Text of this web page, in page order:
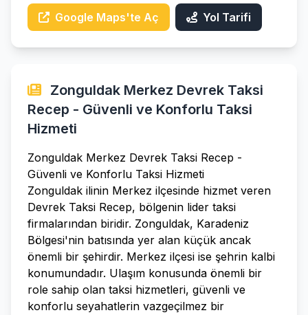
Google Maps'te Aç Yol Tarifi
Zonguldak Merkez Devrek Taksi
Recep - Güvenli ve Konforlu Taksi
Hizmeti
Zonguldak Merkez Devrek Taksi Recep -
Güvenli ve Konforlu Taksi Hizmeti
Zonguldak ilinin Merkez ilçesinde hizmet veren
Devrek Taksi Recep, bölgenin lider taksi
firmalarından biridir. Zonguldak, Karadeniz
Bölgesi'nin batısında yer alan küçük ancak
önemli bir şehirdir. Merkez ilçesi ise şehrin kalbi
konumundadır. Ulaşım konusunda önemli bir
role sahip olan taksi hizmetleri, güvenli ve
konforlu seyahatlerin vazgeçilmez bir